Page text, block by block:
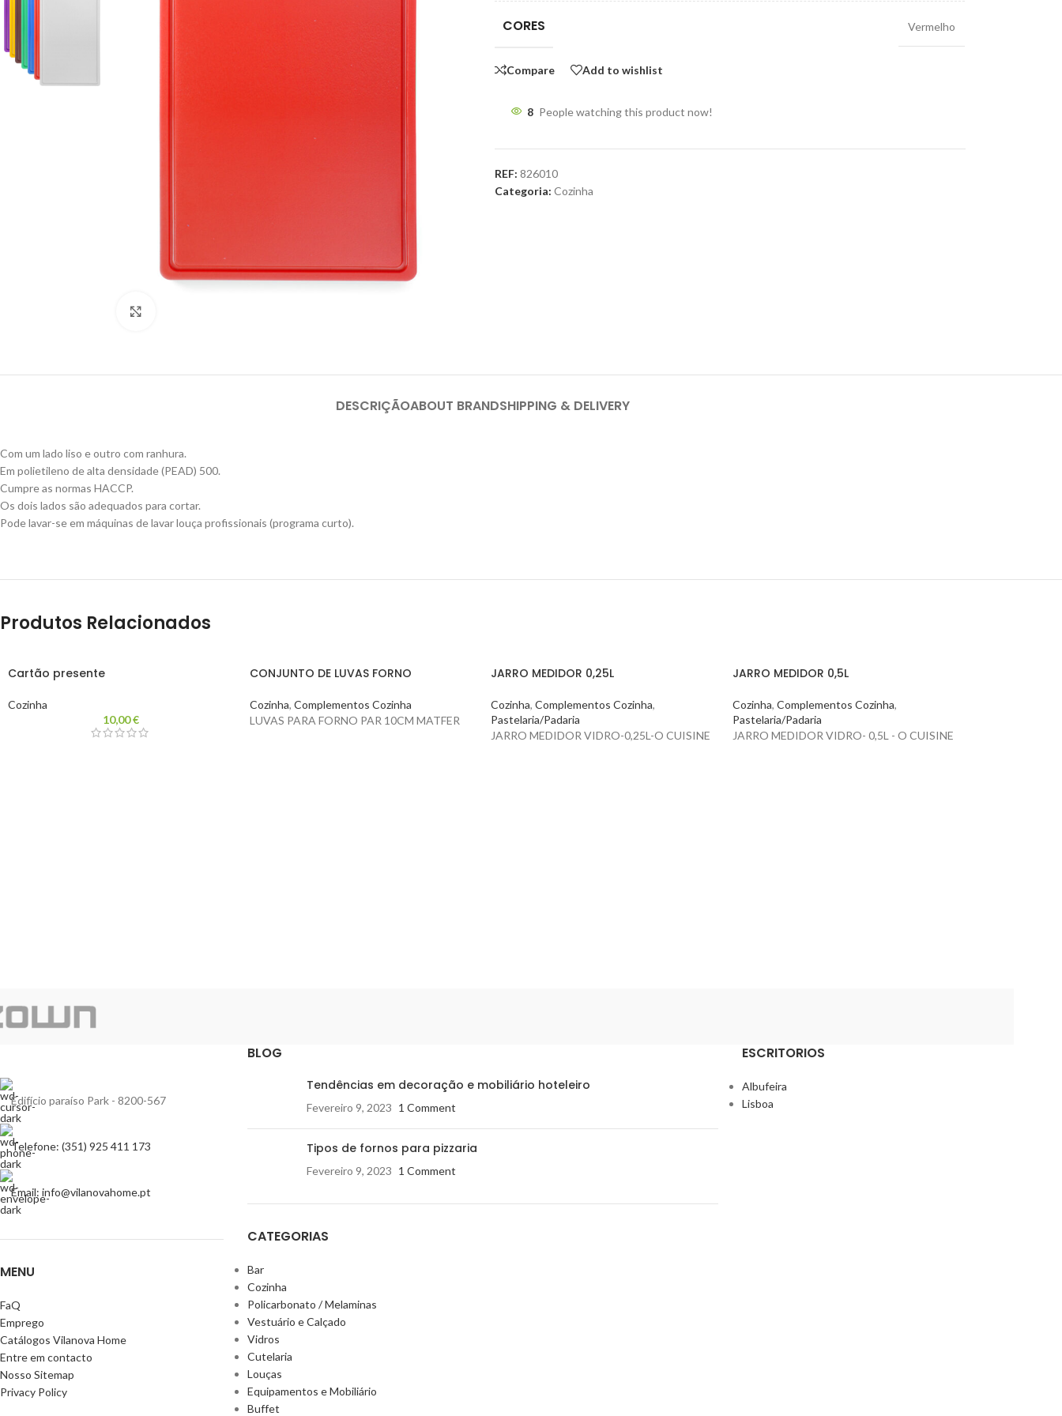
CORES Vermelho
Compare Add to wishlist
8 People watching this product now!
REF: 826010
Categoria: Cozinha
DESCRIÇÃOABOUT BRANDSHIPPING & DELIVERY
Com um lado liso e outro com ranhura.
Em polietileno de alta densidade (PEAD) 500.
Cumpre as normas HACCP.
Os dois lados são adequados para cortar.
Pode lavar-se em máquinas de lavar louça profissionais (programa curto).
Produtos Relacionados
Cartão presente
Cozinha
10,00€
CONJUNTO DE LUVAS FORNO
Cozinha, Complementos Cozinha
LUVAS PARA FORNO PAR 10CM MATFER
JARRO MEDIDOR 0,25L
Cozinha, Complementos Cozinha,
Pastelaria/Padaria
JARRO MEDIDOR VIDRO-0,25L-O CUISINE
JARRO MEDIDOR 0,5L
Cozinha, Complementos Cozinha,
Pastelaria/Padaria
JARRO MEDIDOR VIDRO- 0,5L - O CUISINE
Edifício paraíso Park - 8200-567
Telefone: (351) 925 411 173
Email: info@vilanovahome.pt
MENU
FaQ
Emprego
Catálogos Vilanova Home
Entre em contacto
Nosso Sitemap
Privacy Policy
BLOG
Tendências em decoração e mobiliário hoteleiro
Fevereiro 9, 2023 1 Comment
Tipos de fornos para pizzaria
Fevereiro 9, 2023 1 Comment
CATEGORIAS
Bar
Cozinha
Policarbonato / Melaminas
Vestuário e Calçado
Vidros
Cutelaria
Louças
Equipamentos e Mobiliário
Buffet
ESCRITORIOS
Albufeira
Lisboa